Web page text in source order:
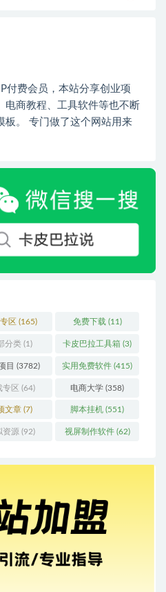
付费会员，本站分享创业项
电商教程、工具软件等也不断
板。 专门做了这个网站用来
区 (165) 免费下载(11)
分类 (1) 卡皮巴拉工具箱 (3)
目 (3782) 实用免费软件 (415)
专区 (64) 电商大学 (358)
文章 (7) 脚本挂机 (551)
资源 (92) 视屏制作软件(62)